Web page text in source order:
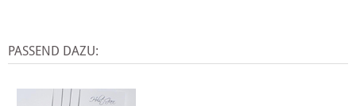
PASSEND DAZU: